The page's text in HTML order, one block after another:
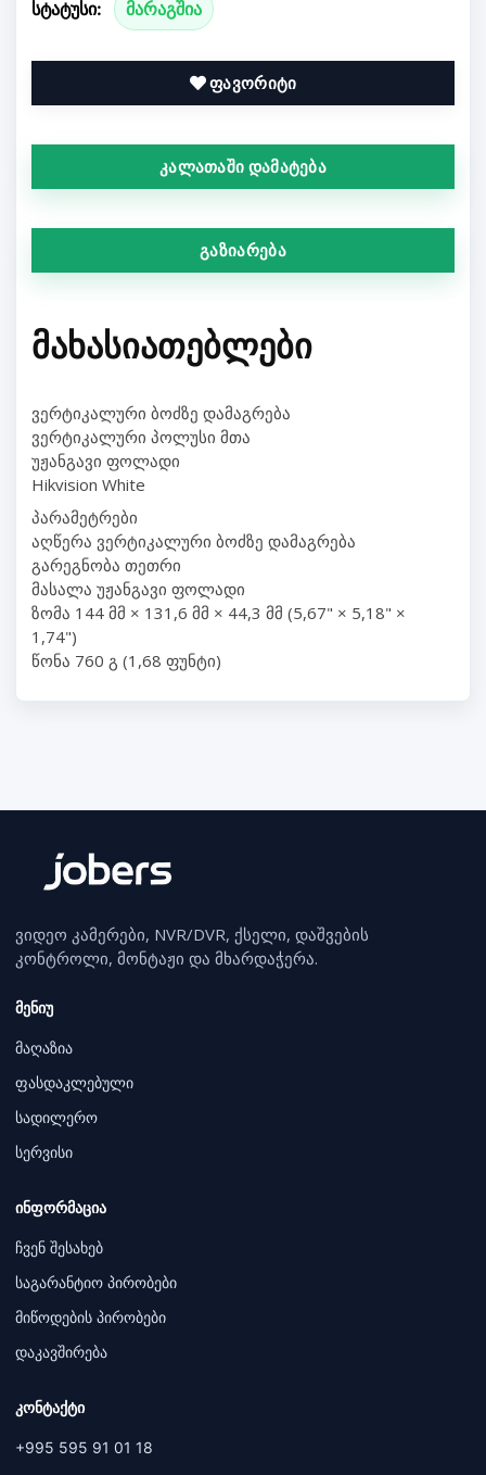
სტატუსი: მარაგშია
ფავორიტი
კალათაში დამატება
გაზიარება
ᲛᲐᲮᲐᲡᲘᲐᲗᲔᲑᲚᲔᲑᲘ
ვერტიკალური ბოძზე დამაგრება
ვერტიკალური პოლუსი მთა
უჟანგავი ფოლადი
Hikvision White
პარამეტრები
აღწერა ვერტიკალური ბოძზე დამაგრება
გარეგნობა თეთრი
მასალა უჟანგავი ფოლადი
ზომა 144 მმ × 131,6 მმ × 44,3 მმ (5,67" × 5,18" ×
1,74")
წონა 760 გ (1,68 ფუნტი)
ვიდეო კამერები, NVR/DVR, ქსელი, დაშვების
კონტროლი, მონტაჟი და მხარდაჭერა.
მენიუ
მაღაზია
ფასდაკლებული
სადილერო
სერვისი
ინფორმაცია
ჩვენ შესახებ
საგარანტიო პირობები
მიწოდების პირობები
დაკავშირება
კონტაქტი
+995 595 91 01 18